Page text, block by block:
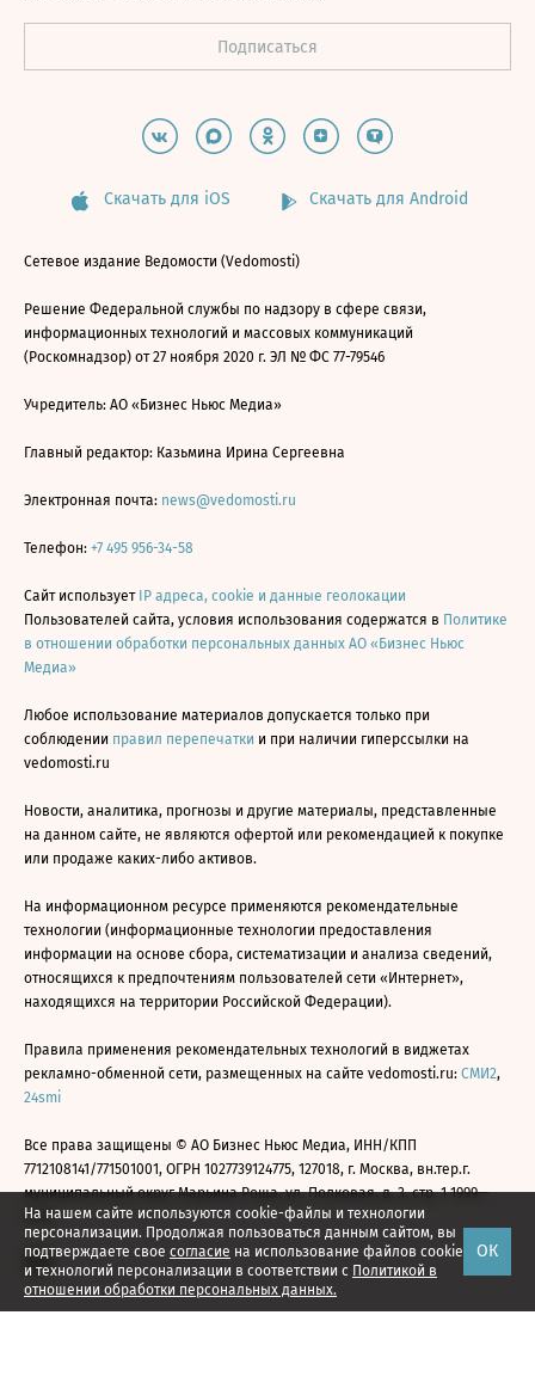
На нашем сайте используются cookie-файлы и технологии
персонализации. Продолжая пользоваться данным сайтом, вы
подтверждаете свое согласие на использование файлов cookie
и технологий персонализации в соответствии с Политикой в
отношении обработки персональных данных.
ОК
Скачать для iOS Скачать для Android
Сетевое издание Ведомости (Vedomosti)
Решение Федеральной службы по надзору в сфере связи,
информационных технологий и массовых коммуникаций
(Роскомнадзор) от 27 ноября 2020 г. ЭЛ № ФС 77-79546
Учредитель: АО «Бизнес Ньюс Медиа»
Главный редактор: Казьмина Ирина Сергеевна
Электронная почта: news@vedomosti.ru
Телефон: +7 495 956-34-58
Сайт использует IP адреса, cookie и данные геолокации
Пользователей сайта, условия использования содержатся в Политике
в отношении обработки персональных данных АО «Бизнес Ньюс
Медиа»
Любое использование материалов допускается только при
соблюдении правил перепечатки и при наличии гиперссылки на
vedomosti.ru
Новости, аналитика, прогнозы и другие материалы, представленные
на данном сайте, не являются офертой или рекомендацией к покупке
или продаже каких-либо активов.
На информационном ресурсе применяются рекомендательные
технологии (информационные технологии предоставления
информации на основе сбора, систематизации и анализа сведений,
относящихся к предпочтениям пользователей сети «Интернет»,
находящихся на территории Российской Федерации).
Правила применения рекомендательных технологий в виджетах
рекламно-обменной сети, размещенных на сайте vedomosti.ru: СМИ2,
24smi
Все права защищены © АО Бизнес Ньюс Медиа, ИНН/КПП
7712108141/771501001, ОГРН 1027739124775, 127018, г. Москва, вн.тер.г.
муниципальный округ Марьина Роща, ул. Полковая, д. 3, стр. 1 1999—
2026